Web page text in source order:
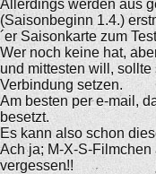
Allerdings werden aus
(Saisonbeginn 1.4.)
´er Saisonkarte zum
Wer noch keine hat,
und mittesten will,
Verbindung setzen.
Am besten per e-mail,
besetzt.
Es kann also schon
Ach ja; M-X-S-
vergessen!!